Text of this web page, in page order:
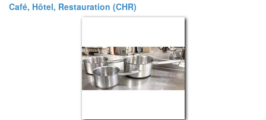
Café, Hôtel, Restauration (CHR)